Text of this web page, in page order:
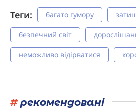
Теги: багато гумору
безпечний світ
неможливо відірватися
#рекомендовані